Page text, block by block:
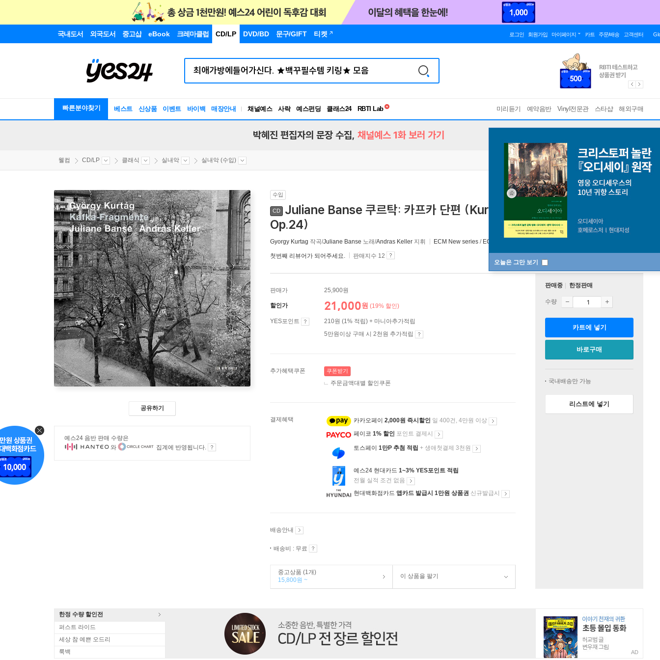
국내도서 외국도서 중고샵 eBook 크레마클럽 CD/LP DVD/BD 문구/GIFT 티켓 로그인 회원가입 마이페이지 카트 주문/배송 고객센터
빠른분야찾기 베스트 신상품 이벤트 바이백 매장안내 채널예스 사락 예스펀딩 클래스24
독서유형검사
미리듣기 예약음반 Vinyl전문관 스타샵 해외구매
오늘은 그만 보기
박혜진 편집자의 문장 수집, 채널예스 1화 보러 가기
웰컴 CD/LP 클래식 실내악 실내악 (수입)
공유하기
예스24 음반 판매 수량은
와
집계에 반영됩니다.
수입
CD
Juliane Banse 쿠르탁: 카프카 단편 (Kurtag : Kafka-Fragmente
Op.24)
Gyorgy Kurtag 작곡/Juliane Banse 노래/Andras Keller 지휘 ECM New series / ECM New series
첫번째 리뷰어가 되어주세요. 판매지수 12
판매가 25,900원
할인가 21,000원 (19% 할인)
YES포인트
210원 (1% 적립) + 마니아추가적립
5만원이상 구매 시 2천원 추가적립
추가혜택쿠폰 쿠폰받기
주문금액대별 할인쿠폰
결제혜택 카카오페이 2,000원 즉시할인 일 400건, 4만원 이상
페이코 1% 할인 포인트 결제시
토스페이 1만P 추첨 적립 + 생애첫결제 3천원
예스24 현대카드 1~3% YES포인트 적립
전월 실적 조건 없음
현대백화점카드 앱카드 발급시 1만원 상품권 신규발급시
배송안내
배송비 : 무료
중고상품 (1개)
15,800원 ~
이 상품을 팔기
판매중 한정판매
수량
카트에 넣기
바로구매
국내배송만 가능
리스트에 넣기
한정 수량 할인전
퍼스트 라이드
세상 참 예쁜 오드리
룩백
AD